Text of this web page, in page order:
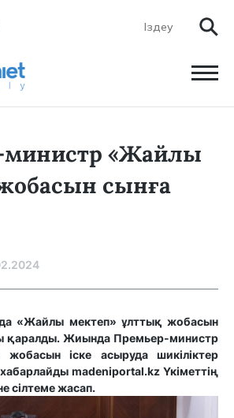
«Жайлы
сынға
«Жайлы мектеп» ұлттық жобасын
қаралды. Жиында Премьер-министр
іске асыруда шикіліктер
madeniportal.kz Үкіметтің
сілтеме жасап.